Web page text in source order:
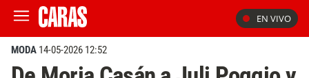
EN VIVO
MODA 14-05-2026 12:52